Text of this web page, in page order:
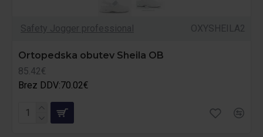
Safety Jogger professional OXYSHEILA2
Ortopedska obutev Sheila OB
85.42€
Brez DDV:70.02€